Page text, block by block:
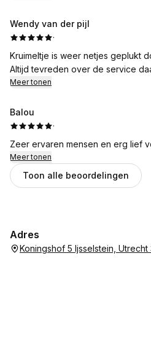
Wendy van der pijl
·
Kruimeltje is weer netjes geplukt
Altijd tevreden over de service
Meer tonen
Balou
·
Zeer
Meer tonen
Toon alle beoordelingen
Adres
Koningshof 5 Ijsselstein, Utrecht